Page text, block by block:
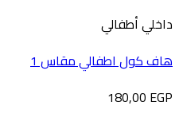
داخلي أطفالي
هاف كول اطفالي مقاس 1
180,00 EGP